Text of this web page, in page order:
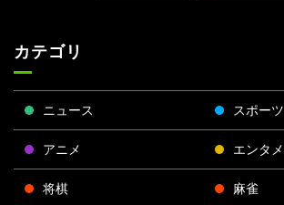
カテゴリ
ニュース スポーツ
アニメ エンタメ
将棋 麻雀